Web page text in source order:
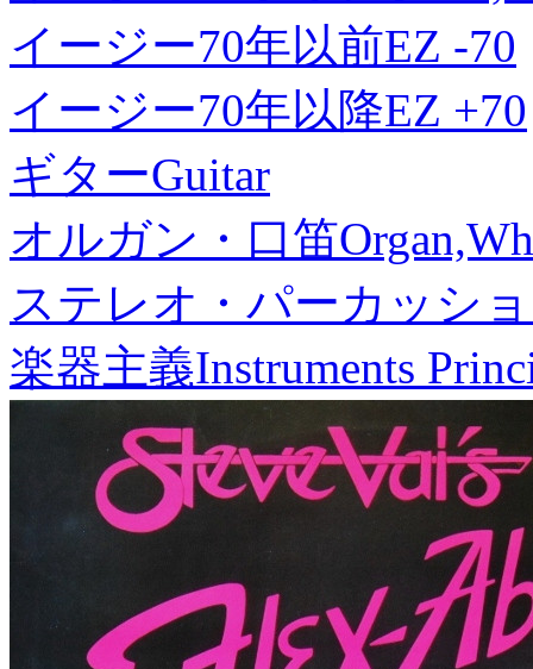
イージー70年以前EZ -70
イージー70年以降EZ +70
ギターGuitar
オルガン・口笛
ステレオ・パーカッシ
楽器主義Instruments